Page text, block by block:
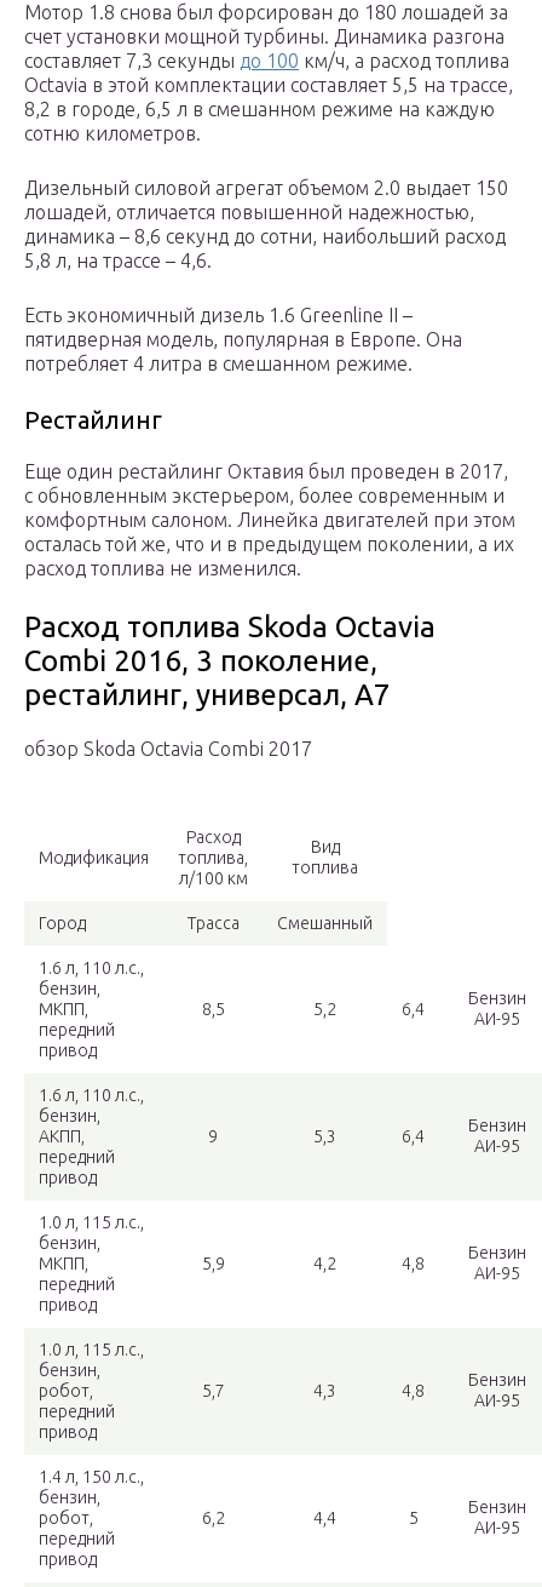
Мотор 1.8 снова был форсирован до 180 лошадей за
счет установки мощной турбины. Динамика разгона
составляет 7,3 секунды до 100 км/ч, а расход топлива
Octavia в этой комплектации составляет 5,5 на трассе,
8,2 в городе, 6,5 л в смешанном режиме на каждую
сотню километров.
Дизельный силовой агрегат объемом 2.0 выдает 150
лошадей, отличается повышенной надежностью,
динамика – 8,6 секунд до сотни, наибольший расход
5,8 л, на трассе – 4,6.
Есть экономичный дизель 1.6 Greenline II –
пятидверная модель, популярная в Европе. Она
потребляет 4 литра в смешанном режиме.
Рестайлинг
Еще один рестайлинг Октавия был проведен в 2017,
с обновленным экстерьером, более современным и
комфортным салоном. Линейка двигателей при этом
осталась той же, что и в предыдущем поколении, а их
расход топлива не изменился.
Расход топлива Skoda Octavia
Combi 2016, 3 поколение,
рестайлинг, универсал, A7
обзор Skoda Octavia Combi 2017
Модификация
Расход
топлива,
л/100 км
Вид
топлива
Город Трасса Смешанный
1.6 л, 110 л.с.,
бензин,
МКПП,
передний
привод
8,5 5,2 6,4
Бензин
АИ-95
1.6 л, 110 л.с.,
бензин,
АКПП,
передний
привод
9 5,3 6,4
Бензин
АИ-95
1.0 л, 115 л.с.,
бензин,
МКПП,
передний
привод
5,9 4,2 4,8
Бензин
АИ-95
1.0 л, 115 л.с.,
бензин,
робот,
передний
привод
5,7 4,3 4,8
Бензин
АИ-95
1.4 л, 150 л.с.,
бензин,
робот,
передний
привод
6,2 4,4 5
Бензин
АИ-95